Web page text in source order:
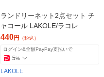
ランドリーネット2点セット チ
ャコール LAKOLE/ラコレ
440円 （税込）
ログイン&全額PayPay支払いで
5%
LAKOLE